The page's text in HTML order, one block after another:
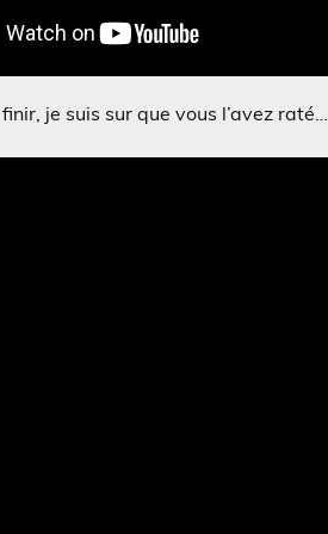
je suis sur que vous l’avez raté…